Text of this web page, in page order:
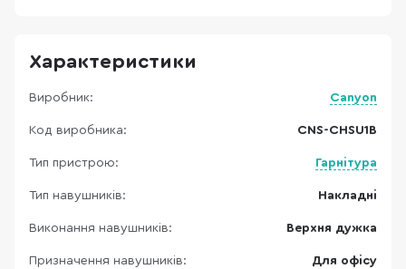
Характеристики
Виробник: Canyon
Код виробника: CNS-CHSU1B
Тип пристрою: Гарнітура
Тип навушників: Накладні
Виконання навушників: Верхня дужка
Призначення навушників: Для офісу